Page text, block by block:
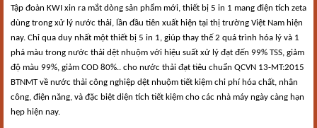
Tập đoàn KWI xin ra mắt dòng sản phẩm mới, thiết bị 5 in 1 mang điện tích zeta
dùng trong xử lý nước thải, lần đầu tiên xuất hiện tại thị trường Việt Nam hiện
nay. Chỉ qua duy nhất một thiết bị 5 in 1, giúp thay thế 2 quá trình hóa lý và 1
phá màu trong nước thải dệt nhuộm với hiệu suất xử lý đạt đến 99% TSS, giảm
độ màu 99%, giảm COD 80%.. cho nước thải đạt tiêu chuẩn QCVN 13-MT:2015
BTNMT về nước thải công nghiệp dệt nhuộm tiết kiệm chi phí hóa chất, nhân
công, điện năng, và đặc biệt diện tích tiết kiệm cho các nhà máy ngày càng hạn
hẹp hiện nay.